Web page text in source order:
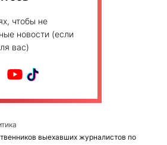
чтобы не
новости (если
вас)
выехавших журналистов по